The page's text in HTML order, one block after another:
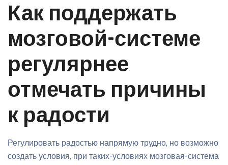
Как поддержать
мозговой-системе
регулярнее
отмечать причины
к радости
Регулировать радостью напрямую трудно, но возможно
создать условия, при таких-условиях мозговая-система